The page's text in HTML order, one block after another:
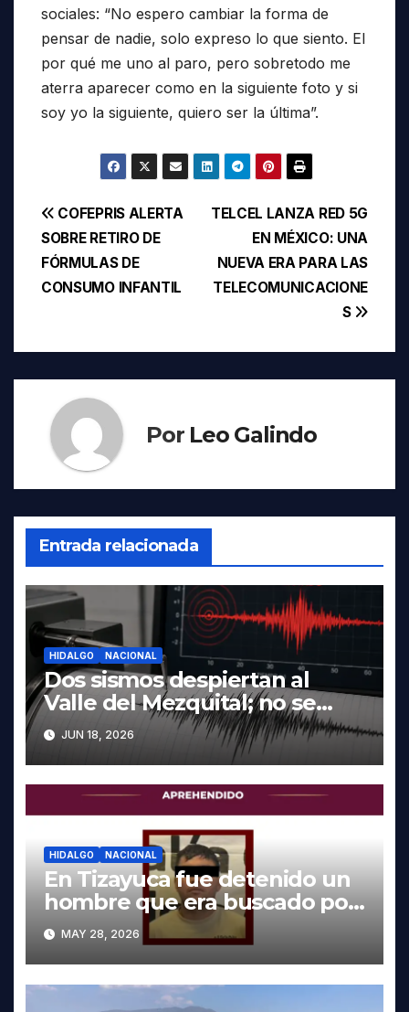
sociales: “No espero cambiar la forma de
pensar de nadie, solo expreso lo que siento. El
por qué me uno al paro, pero sobretodo me
aterra aparecer como en la siguiente foto y si
soy yo la siguiente, quiero ser la última”.
Navegación
de
entradas
TELCEL LANZA RED 5G
EN MÉXICO: UNA
NUEVA ERA PARA LAS
TELECOMUNICACIONE
S
COFEPRIS ALERTA
SOBRE RETIRO DE
FÓRMULAS DE
CONSUMO INFANTIL
Por Leo Galindo
Entrada relacionada
HIDALGO NACIONAL
Dos sismos despiertan al
Valle del Mezquital; no se
reportan daños en Hidalgo
JUN 18, 2026
HIDALGO NACIONAL
En Tizayuca fue detenido un
hombre que era buscado por
autoridades de Oaxaca
MAY 28, 2026